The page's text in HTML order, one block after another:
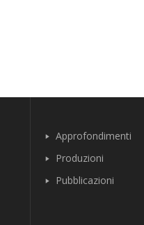
Approfondimenti
Produzioni
Pubblicazioni